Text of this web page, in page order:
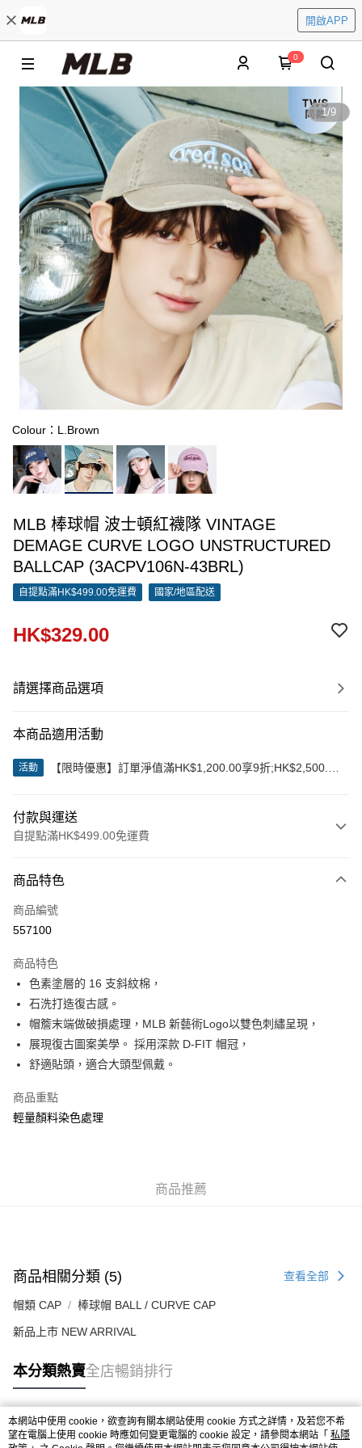
開啟APP
0
1/9
Colour：L.Brown
MLB 棒球帽 波士頓紅襪隊 VINTAGE
DEMAGE CURVE LOGO UNSTRUCTURED
BALLCAP (3ACPV106N-43BRL)
自提點滿HK$499.00免運費 國家/地區配送
HK$329.00
請選擇商品選項
本商品適用活動
活動
【限時優惠】訂單淨值滿HK$1,200.00享9折;HK$2,500.00
付款與運送
自提點滿HK$499.00免運費
信用卡
Apple Pay
AlipayHK
WeChat Pay
送貨方式
每筆HK$50.00，滿HK$499.00或以上免運費
付款後順豐合作便利店
商品特色
商品編號
557100
商品特色
色素塗層的 16 支斜紋棉，
石洗打造復古感。
帽簷末端做破損處理，MLB 新藝術Logo以雙色刺繡呈現，
展現復古圖案美學。 採用深款 D-FIT 帽冠，
舒適貼頭，適合大頭型佩戴。
商品重點
輕量顏料染色處理
商品推薦
商品相關分類 (5) 查看全部
帽類 CAP 棒球帽 BALL / CURVE CAP
新品上市 NEW ARRIVAL
本分類熱賣全店暢銷排行
熱門標籤
本網站中使用 cookie，欲查詢有關本網站使用 cookie 方式之詳情，及若您不希
望在電腦上使用 cookie 時應如何變更電腦的 cookie 設定，請參閱本網站「 私隱